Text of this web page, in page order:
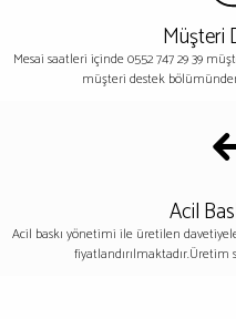
Müşteri
Mesai saatleri içinde 0552 747 29 39
müşteri destek
Acil
Acil baskı yönetimi ile üretilen